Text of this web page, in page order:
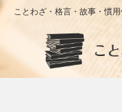
ことわざ・格言・故事・慣